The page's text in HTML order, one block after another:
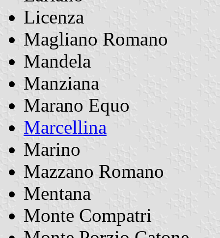
Licenza
Magliano Romano
Mandela
Manziana
Marano Equo
Marcellina
Marino
Mazzano Romano
Mentana
Monte Compatri